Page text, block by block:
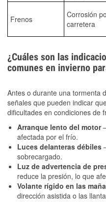
Frenos
Corrosión
carretera
¿Cuáles son las
comunes en invierno
Antes o durante una tormenta
señales que pueden indicar
dificultades en condiciones de
Arranque lento del motor
afectada por el frío.
Luces delanteras débiles
sobrecargado.
Luz de advertencia de
reduce la presión, lo que
Volante rígido en las
dirección asistida o las